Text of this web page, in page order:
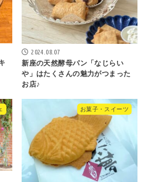
2024.08.07
新座の天然酵母パン「なじらい
や」はたくさんの魅力がつまった
お店♪
お菓子・スイーツ